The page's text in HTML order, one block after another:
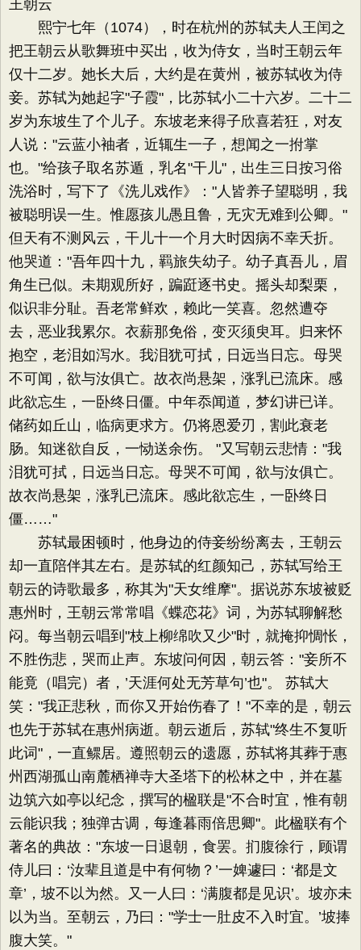
王朝云
熙宁七年（1074），时在杭州的苏轼夫人王闰之
把王朝云从歌舞班中买出，收为侍女，当时王朝云年
仅十二岁。她长大后，大约是在黄州，被苏轼收为侍
妾。苏轼为她起字"子霞"，比苏轼小二十六岁。二十二
岁为东坡生了个儿子。东坡老来得子欣喜若狂，对友
人说："云蓝小袖者，近辄生一子，想闻之一拊掌
也。"给孩子取名苏遁，乳名"干儿"，出生三日按习俗
洗浴时，写下了《洗儿戏作》："人皆养子望聪明，我
被聪明误一生。惟愿孩儿愚且鲁，无灾无难到公卿。"
但天有不测风云，干儿十一个月大时因病不幸夭折。
他哭道："吾年四十九，羁旅失幼子。幼子真吾儿，眉
角生已似。未期观所好，蹁跹逐书史。摇头却梨栗，
似识非分耻。吾老常鲜欢，赖此一笑喜。忽然遭夺
去，恶业我累尔。衣薪那免俗，变灭须臾耳。归来怀
抱空，老泪如泻水。我泪犹可拭，日远当日忘。母哭
不可闻，欲与汝俱亡。故衣尚悬架，涨乳已流床。感
此欲忘生，一卧终日僵。中年忝闻道，梦幻讲已详。
储药如丘山，临病更求方。仍将恩爱刃，割此衰老
肠。知迷欲自反，一恸送余伤。 "又写朝云悲情："我
泪犹可拭，日远当日忘。母哭不可闻，欲与汝俱亡。
故衣尚悬架，涨乳已流床。感此欲忘生，一卧终日
僵……"
苏轼最困顿时，他身边的侍妾纷纷离去，王朝云
却一直陪伴其左右。是苏轼的红颜知己，苏轼写给王
朝云的诗歌最多，称其为"天女维摩"。据说苏东坡被贬
惠州时，王朝云常常唱《蝶恋花》词，为苏轼聊解愁
闷。每当朝云唱到"枝上柳绵吹又少"时，就掩抑惆怅，
不胜伤悲，哭而止声。东坡问何因，朝云答："妾所不
能竟（唱完）者，’天涯何处无芳草句’也"。 苏轼大
笑："我正悲秋，而你又开始伤春了！"不幸的是，朝云
也先于苏轼在惠州病逝。朝云逝后，苏轼"终生不复听
此词"，一直鳏居。遵照朝云的遗愿，苏轼将其葬于惠
州西湖孤山南麓栖禅寺大圣塔下的松林之中，并在墓
边筑六如亭以纪念，撰写的楹联是"不合时宜，惟有朝
云能识我；独弹古调，每逢暮雨倍思卿"。此楹联有个
著名的典故："东坡一日退朝，食罢。扪腹徐行，顾谓
侍儿曰：‘汝辈且道是中有何物？’一婢遽曰：‘都是文
章’，坡不以为然。又一人曰：‘满腹都是见识’。坡亦未
以为当。至朝云，乃曰："学士一肚皮不入时宜。’坡捧
腹大笑。"